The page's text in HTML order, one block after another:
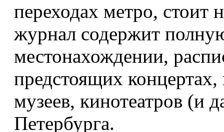
переходах метро, стоит
журнал содержит
местонахождении,
предстоящих
музеев, кинотеатров (и
Петербурга.